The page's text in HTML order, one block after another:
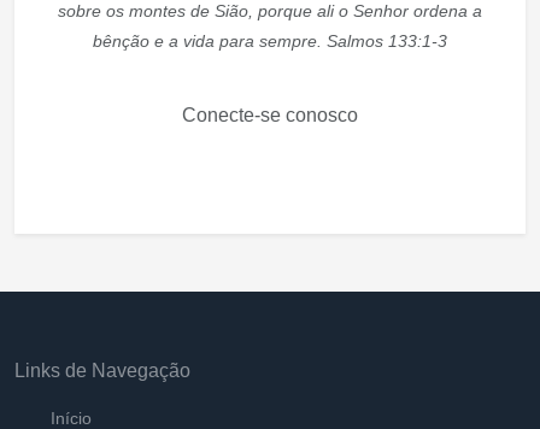
sobre os montes de Sião, porque ali o Senhor ordena a
bênção e a vida para sempre. Salmos 133:1-3
Conecte-se conosco
Links de Navegação
Início